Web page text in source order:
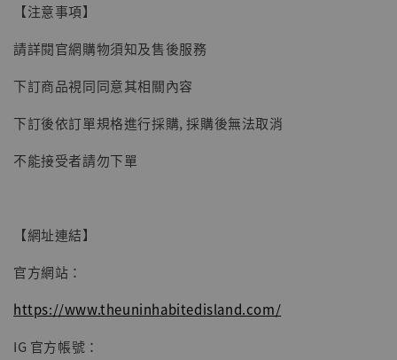
【現貨】BJSTUDIO 1/6系列可動蒐藏人偶 讓
NT$ 5,300
【注意事項】
請詳閱官網購物須知及售後服務
下訂商品視同同意其相關內容
下訂後依訂單規格進行採購, 採購後無法取消
不能接受者請勿下單
【網址連結】
官方網站：
https://www.theuninhabitedisland.com/
IG 官方帳號：